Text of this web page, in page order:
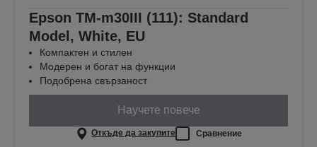
Epson TM-m30III (111): Standard
Model, White, EU
Компактен и стилен
Модерен и богат на функции
Подобрена свързаност
Научете повече
Откъде да закупите Сравнение